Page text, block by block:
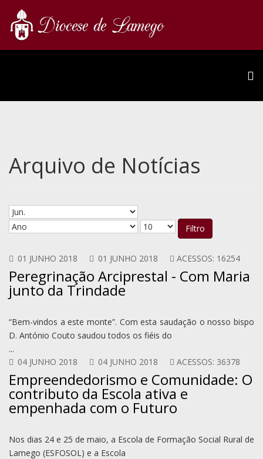
Arquivo de Notícias
Filtro
01 JUNHO 2018 01 JUNHO 2018 ACESSOS: 16254
Peregrinação Arciprestal - Com Maria
junto da Trindade
“Bem-vindos a este monte”. Com esta saudação o nosso bispo
D. António Couto saudou todos os fiéis do
...
04 JUNHO 2018
04 JUNHO 2018 ACESSOS: 36378
Empreendedorismo e Comunidade: O
contributo da Escola ativa e
empenhada com o Futuro
Nos dias 24 e 25 de maio, a Escola de Formação Social Rural de
Lamego (ESFOSOL) e a Escola